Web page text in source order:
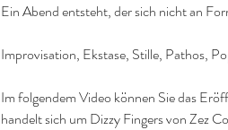
Ein Abend entsteht, der sich nicht an
Improvisation, Ekstase, Stille, Pathos,
Im folgendem Video können Sie das
handelt sich um Dizzy Fingers von Zez